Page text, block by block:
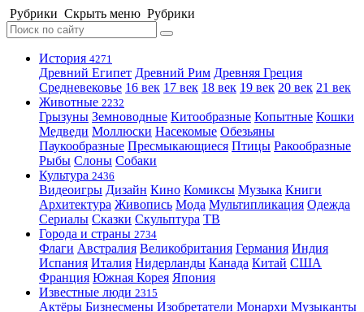
Рубрики Скрыть меню Рубрики
История 4271
Древний Египет Древний Рим Древняя Греция
Средневековье 16 век 17 век 18 век 19 век 20 век 21 век
Животные 2232
Грызуны Земноводные Китообразные Копытные Кошки
Медведи Моллюски Насекомые Обезьяны
Паукообразные Пресмыкающиеся Птицы Ракообразные
Рыбы Слоны Собаки
Культура 2436
Видеоигры Дизайн Кино Комиксы Музыка Книги
Архитектура Живопись Мода Мультипликация Одежда
Сериалы Сказки Скульптура ТВ
Города и страны 2734
Флаги Австралия Великобритания Германия Индия
Испания Италия Нидерланды Канада Китай США
Франция Южная Корея Япония
Известные люди 2315
Актёры Бизнесмены Изобретатели Монархи Музыканты